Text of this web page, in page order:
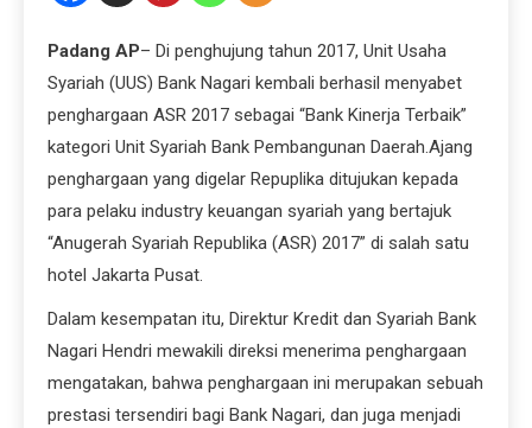
Padang AP– Di penghujung tahun 2017, Unit Usaha
Syariah (UUS) Bank Nagari kembali berhasil menyabet
penghargaan ASR 2017 sebagai “Bank Kinerja Terbaik”
kategori Unit Syariah Bank Pembangunan Daerah.Ajang
penghargaan yang digelar Repuplika ditujukan kepada
para pelaku industry keuangan syariah yang bertajuk
“Anugerah Syariah Republika (ASR) 2017” di salah satu
hotel Jakarta Pusat.
Dalam kesempatan itu, Direktur Kredit dan Syariah Bank
Nagari Hendri mewakili direksi menerima penghargaan
mengatakan, bahwa penghargaan ini merupakan sebuah
prestasi tersendiri bagi Bank Nagari, dan juga menjadi